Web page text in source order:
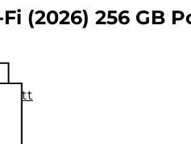
(2026) 256 GB